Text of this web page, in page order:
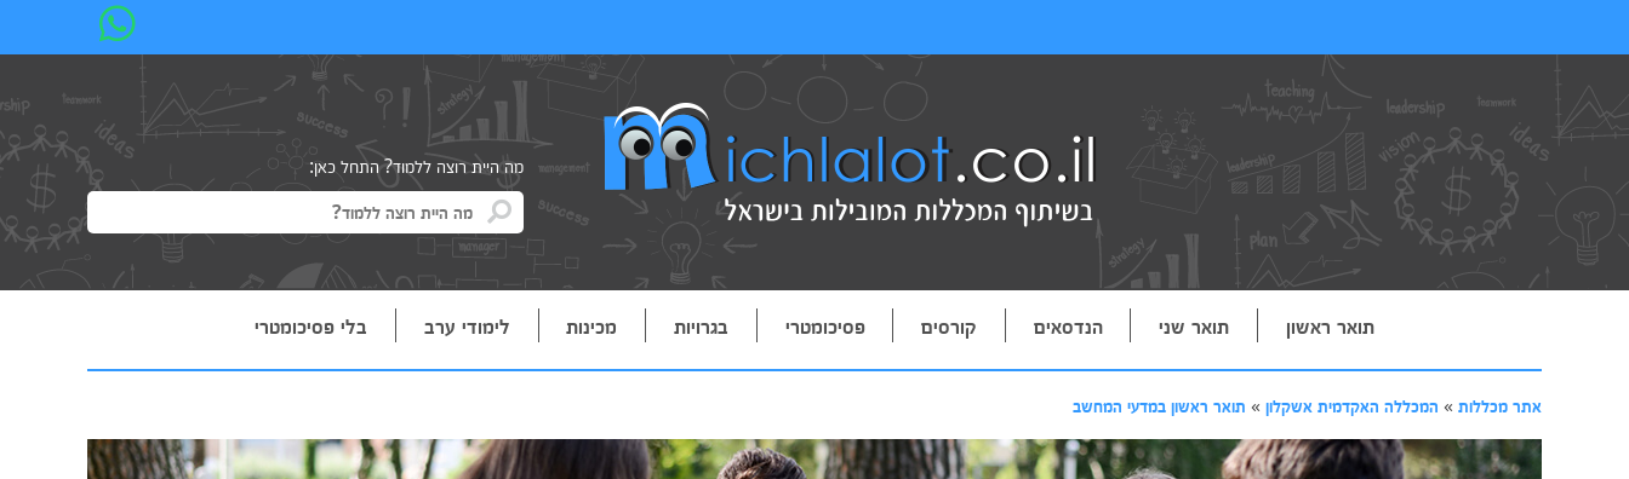
מה היית רוצה ללמוד? התחל כאן:
תואר ראשון תואר שני הנדסאים קורסים פסיכומטרי בגרויות מכינות לימודי ערב בלי פסיכומטרי
אתר מכללות » המכללה האקדמית אשקלון » תואר ראשון במדעי המחשב